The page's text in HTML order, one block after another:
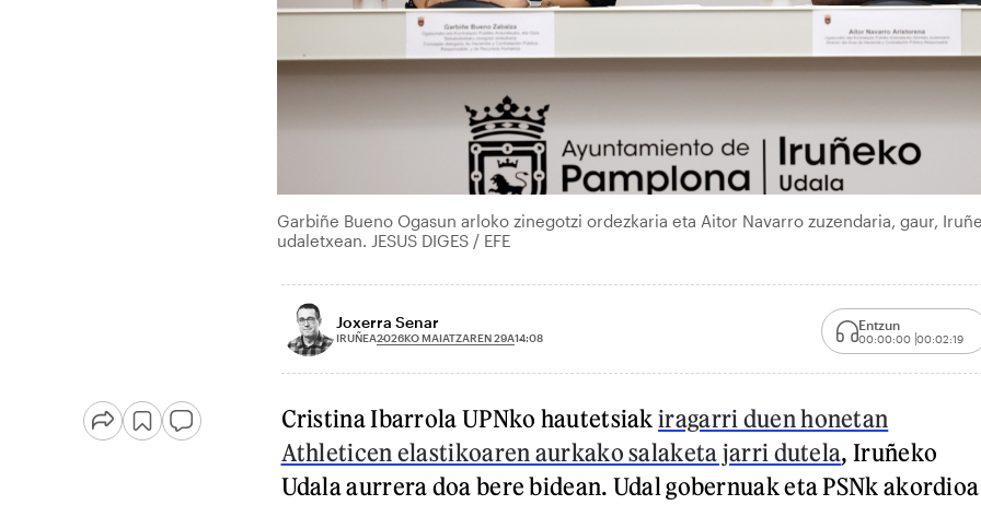
Garbiñe Bueno Ogasun arloko zinegotzi ordezkaria eta Aitor Navarro zuzendaria, gaur,
udaletxean. JESUS DIGES / EFE
Joxerra Senar
IRUÑEA2026KO MAIATZAREN 29A14:08
Entzun
00:00:00 00:02:19
Cristina Ibarrola UPNko hautetsiak iragarri duen honetan
Athleticen elastikoaren aurkako salaketa jarri dutela, Iruñeko
Udala aurrera doa bere bidean. Udal gobernuak eta PSNk akordioa